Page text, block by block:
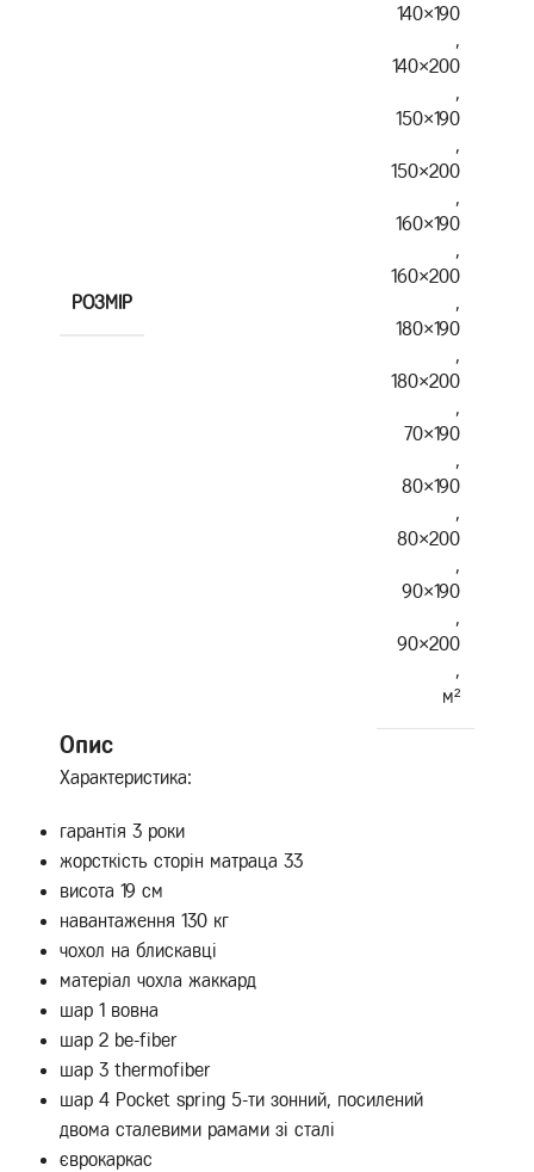
РОЗМІР
140×190
,
140×200
,
150×190
,
150×200
,
160×190
,
160×200
,
180×190
,
180×200
,
70×190
,
80×190
,
80×200
,
90×190
,
90×200
,
м²
Опис
Характеристика:
гарантія 3 роки
жорсткість сторін матраца 33
висота 19 см
навантаження 130 кг
чохол на блискавці
матеріал чохла жаккард
шар 1 вовна
шар 2 be-fiber
шар 3 thermofiber
шар 4 Pocket spring 5-ти зонний, посилений
двома сталевими рамами зі сталі
єврокаркас